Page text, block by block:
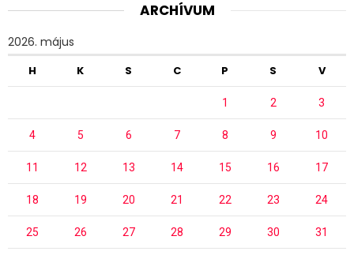
ARCHÍVUM
2026. május
H K S C P S V
1 2 3
4 5 6 7 8 9 10
11 12 13 14 15 16 17
18 19 20 21 22 23 24
25 26 27 28 29 30 31